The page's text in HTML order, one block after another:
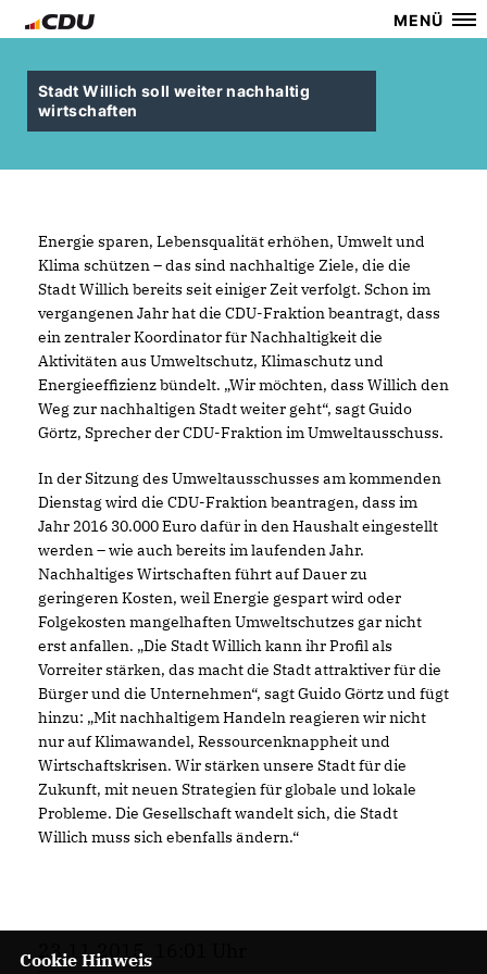
MENÜ
Stadt Willich soll weiter nachhaltig
wirtschaften
Energie sparen, Lebensqualität erhöhen, Umwelt und
Klima schützen – das sind nachhaltige Ziele, die die
Stadt Willich bereits seit einiger Zeit verfolgt. Schon im
vergangenen Jahr hat die CDU-Fraktion beantragt, dass
ein zentraler Koordinator für Nachhaltigkeit die
Aktivitäten aus Umweltschutz, Klimaschutz und
Energieeffizienz bündelt. „Wir möchten, dass Willich den
Weg zur nachhaltigen Stadt weiter geht“, sagt Guido
Görtz, Sprecher der CDU-Fraktion im Umweltausschuss.
In der Sitzung des Umweltausschusses am kommenden
Dienstag wird die CDU-Fraktion beantragen, dass im
Jahr 2016 30.000 Euro dafür in den Haushalt eingestellt
werden – wie auch bereits im laufenden Jahr.
Nachhaltiges Wirtschaften führt auf Dauer zu
geringeren Kosten, weil Energie gespart wird oder
Folgekosten mangelhaften Umweltschutzes gar nicht
erst anfallen. „Die Stadt Willich kann ihr Profil als
Vorreiter stärken, das macht die Stadt attraktiver für die
Bürger und die Unternehmen“, sagt Guido Görtz und fügt
hinzu: „Mit nachhaltigem Handeln reagieren wir nicht
nur auf Klimawandel, Ressourcenknappheit und
Wirtschaftskrisen. Wir stärken unsere Stadt für die
Zukunft, mit neuen Strategien für globale und lokale
Probleme. Die Gesellschaft wandelt sich, die Stadt
Willich muss sich ebenfalls ändern.“
23.11.2015, 16:01 Uhr
Cookie Hinweis